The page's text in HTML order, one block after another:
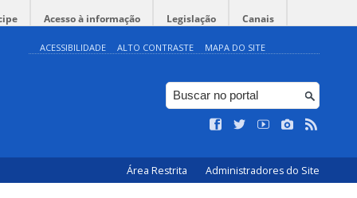
Acesso à informação Legislação Canais
ACESSIBILIDADE ALTO CONTRASTE MAPA DO SITE
Área Restrita Administradores do Site